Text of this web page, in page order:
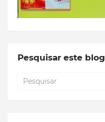
Pesquisar este blog